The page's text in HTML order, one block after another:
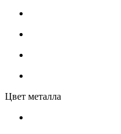
Цвет металла